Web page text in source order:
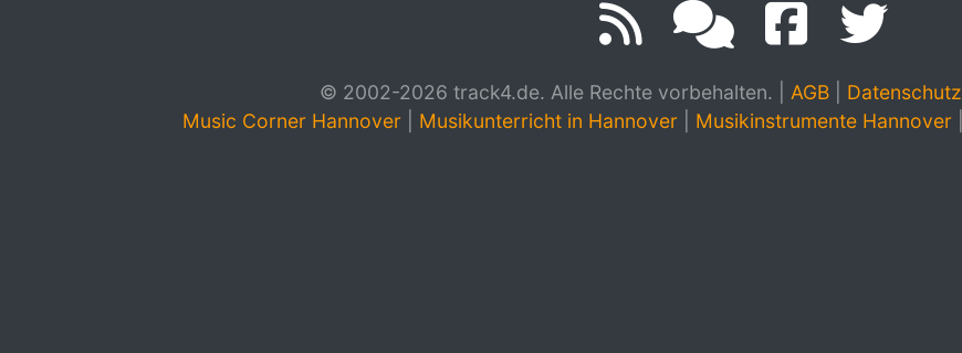
© 2002-2026 track4.de. Alle Rechte vorbehalten. AGB| Datenschutz
Music Corner Hannover
Musikunterricht in Hannover Musikinstrumente Hannover